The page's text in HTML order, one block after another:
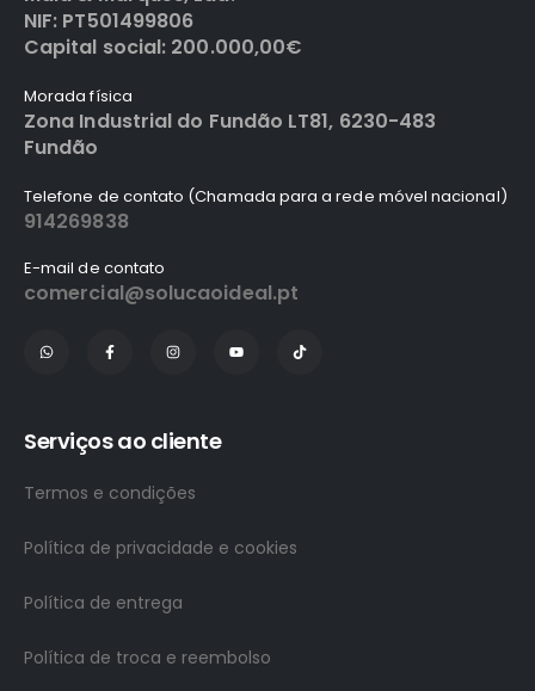
NIF: PT501499806
Capital social: 200.000,00€
Morada física
Zona Industrial do Fundão LT81, 6230-483
Fundão
Telefone de contato (Chamada para a rede móvel nacional)
914269838
E-mail de contato
comercial@solucaoideal.pt
Serviços ao cliente
Termos e condições
Política de privacidade e cookies
Política de entrega
Política de troca e reembolso